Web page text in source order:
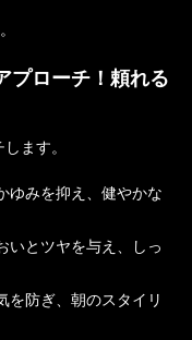
プローチ！頼れる
ます。
ゆみを抑え、健やかな
いとツヤを与え、しっ
を防ぎ、朝のスタイリ